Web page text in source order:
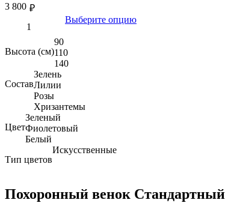
₽
3 800
Выберите опцию
Высота (см)
90
110
140
Состав
Зелень
Лилии
Розы
Хризантемы
Цвет
Зеленый
Фиолетовый
Белый
Тип цветов
Искусственные
Похоронный венок